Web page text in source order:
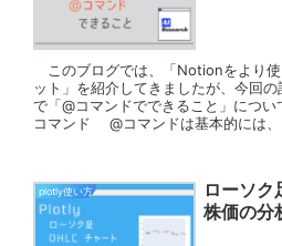
このブログでは、「Notionをより使
ット」を紹介してきましたが、今回
で「@コマンドでできること」につ
コマンド @コマンドは基本的には
plotly使い方
ローソ
株価の分